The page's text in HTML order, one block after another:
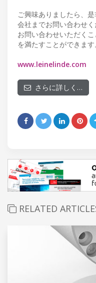
ご興味ありましたら、
会社までお問い合わせ
お問い合わせいただく
を満たすことができます
www.leinelinde.com
さらに詳しく…
RELATED